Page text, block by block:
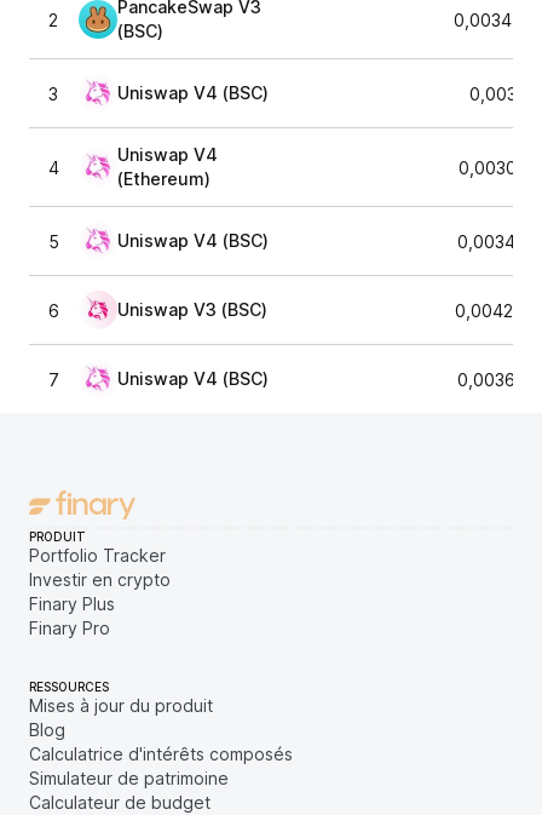
2
PancakeSwap V3
(BSC)
3 Uniswap V4 (BSC)
4
Uniswap V4
(Ethereum)
5 Uniswap V4 (BSC)
6 Uniswap V3 (BSC)
7 Uniswap V4 (BSC)
PRODUIT
Portfolio Tracker
Investir en crypto
Finary Plus
Finary Pro
RESSOURCES
Mises à jour du produit
Blog
Calculatrice d'intérêts composés
Simulateur de patrimoine
Calculateur de budget